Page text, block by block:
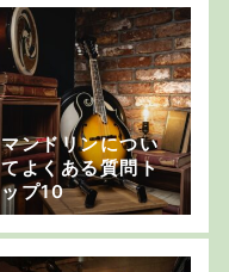
マンドリンについ
てよくある質問ト
ップ10